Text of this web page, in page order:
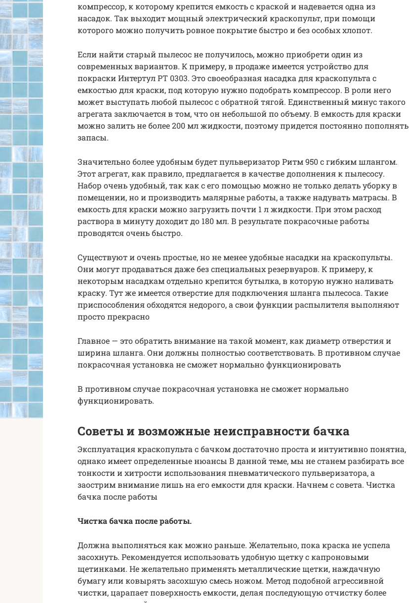
компрессор, к которому крепится емкость с краской и надевается одна из
насадок. Так выходит мощный электрический краскопульт, при помощи
которого можно получить ровное покрытие быстро и без особых хлопот.
Если найти старый пылесос не получилось, можно приобрети один из
современных вариантов. К примеру, в продаже имеется устройство для
покраски Интертул РТ 0303. Это своеобразная насадка для краскопульта с
емкостью для краски, под которую нужно подобрать компрессор. В роли него
может выступать любой пылесос с обратной тягой. Единственный минус такого
агрегата заключается в том, что он небольшой по объему. В емкость для краски
можно залить не более 200 мл жидкости, поэтому придется постоянно пополнять
запасы.
Значительно более удобным будет пульверизатор Ритм 950 с гибким шлангом.
Этот агрегат, как правило, предлагается в качестве дополнения к пылесосу.
Набор очень удобный, так как с его помощью можно не только делать уборку в
помещении, но и производить малярные работы, а также надувать матрасы. В
емкость для краски можно загрузить почти 1 л жидкости. При этом расход
раствора в минуту доходит до 180 мл. В результате покрасочные работы
проводятся очень быстро.
Существуют и очень простые, но не менее удобные насадки на краскопульты.
Они могут продаваться даже без специальных резервуаров. К примеру, к
некоторым насадкам отдельно крепится бутылка, в которую нужно наливать
краску. Тут же имеется отверстие для подключения шланга пылесоса. Такие
приспособления обходятся недорого, а свои функции распылителя выполняют
просто прекрасно
Главное — это обратить внимание на такой момент, как диаметр отверстия и
ширина шланга. Они должны полностью соответствовать. В противном случае
покрасочная установка не сможет нормально функционировать
В противном случае покрасочная установка не сможет нормально
функционировать.
Советы и возможные неисправности бачка
Эксплуатация краскопульта с бачком достаточно проста и интуитивно понятна,
однако имеет определенные нюансы В данной теме, мы не станем разбирать все
тонкости и хитрости использования пневматического пульверизатора, а
заострим внимание лишь на его емкости для краски. Начнем с совета. Чистка
бачка после работы
Чистка бачка после работы.
Должна выполняться как можно раньше. Желательно, пока краска не успела
засохнуть. Рекомендуется использовать удобную щетку с капроновыми
щетинками. Не желательно применять металлические щетки, наждачную
бумагу или ковырять засохшую смесь ножом. Метод подобной агрессивной
чистки, царапает поверхность емкости, делая последующую отчистку более